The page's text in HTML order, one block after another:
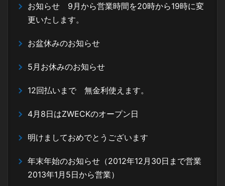
お知らせ 9月から営業時間を20時から19時に変
更いたします。
お盆休みのお知らせ
5月お休みのお知らせ
12回払いまで 無金利使えます。
4月8日はZWECKのオープン日
明けましておめでとうございます
年末年始のお知らせ（2012年12月30日まで営業
2013年1月5日から営業）